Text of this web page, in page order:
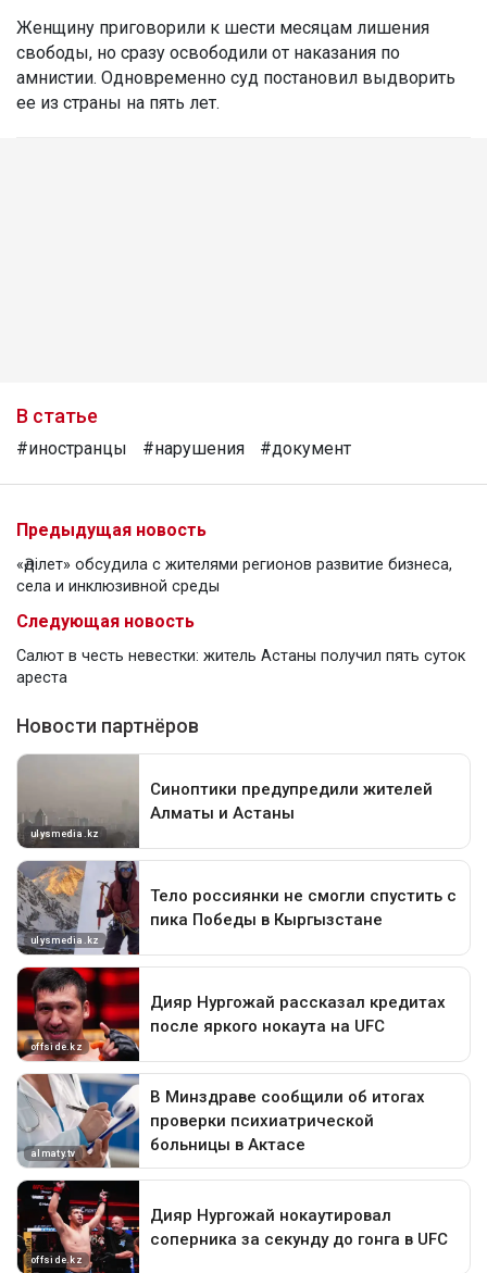
Женщину приговорили к шести месяцам лишения
свободы, но сразу освободили от наказания по
амнистии. Одновременно суд постановил выдворить
ее из страны на пять лет.
В статье
#иностранцы #нарушения #документ
Предыдущая новость
«Әділет» обсудила с жителями регионов развитие бизнеса,
села и инклюзивной среды
Следующая новость
Салют в честь невестки: житель Астаны получил пять суток
ареста